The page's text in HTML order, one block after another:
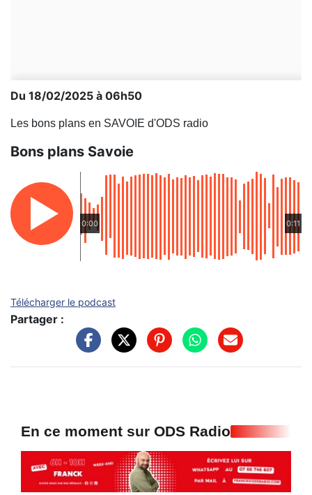
Du 18/02/2025 à 06h50
Les bons plans en SAVOIE d'ODS radio
Bons plans Savoie
0:00 0:11
Télécharger le podcast
Partager :
En ce moment sur ODS Radio